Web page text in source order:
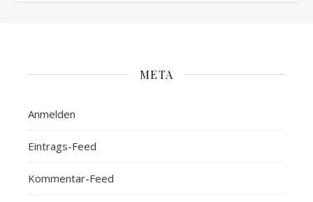
META
Anmelden
Eintrags-Feed
Kommentar-Feed